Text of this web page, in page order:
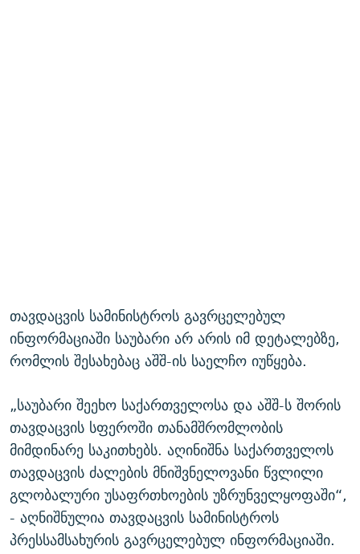
თავდაცვის სამინისტროს გავრცელებულ
ინფორმაციაში საუბარი არ არის იმ დეტალებზე,
რომლის შესახებაც აშშ-ის საელჩო იუწყება.
„საუბარი შეეხო საქართველოსა და აშშ-ს შორის
თავდაცვის სფეროში თანამშრომლობის
მიმდინარე საკითხებს. აღინიშნა საქართველოს
თავდაცვის ძალების მნიშვნელოვანი წვლილი
გლობალური უსაფრთხოების უზრუნველყოფაში“,
- აღნიშნულია თავდაცვის სამინისტროს
პრესსამსახურის გავრცელებულ ინფორმაციაში.